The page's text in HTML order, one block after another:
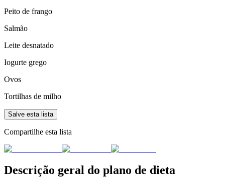
Peito de frango
Salmão
Leite desnatado
Iogurte grego
Ovos
Tortilhas de milho
Salve esta lista
Compartilhe esta lista
Descrição geral do plano de dieta